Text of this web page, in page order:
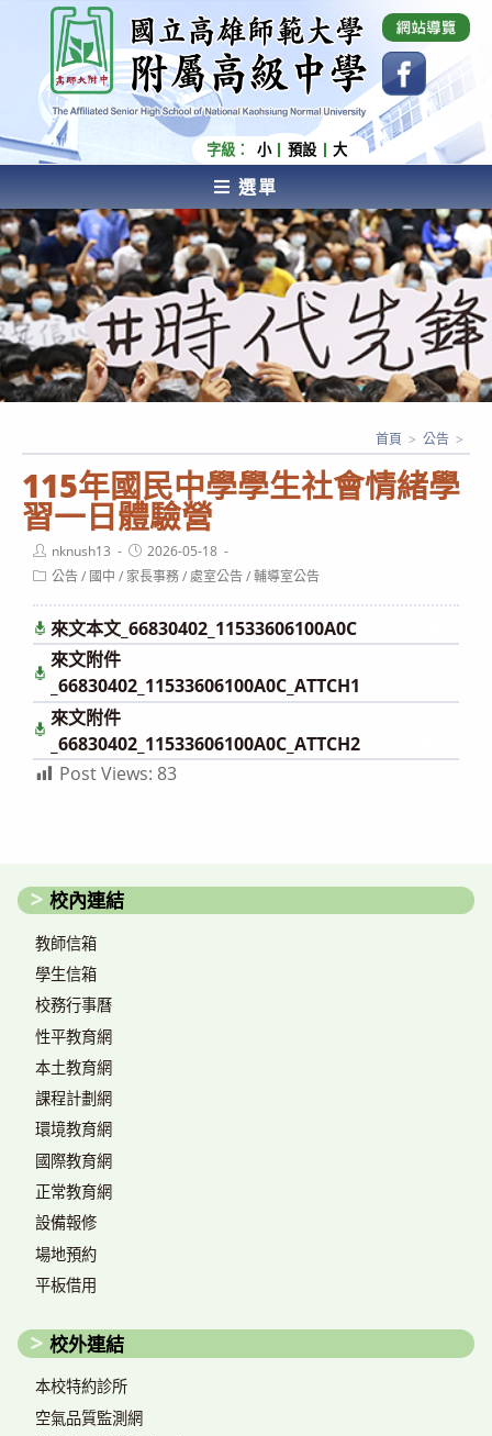
內
容
國立高雄師範大學附屬高級中學 Affiliated Senior
High School of National Kaohsiung Normal
University
字級： 小 預設 大
選單
AFFILIATED SENIOR HIGH SCHOOL OF NATIONAL
KAOHSIUNG NORMAL UNIVERSITY
115年國民中學學生社會情緒學
習一日體驗營
首頁 > 公告 >
Post
author:
nknush13
Post
published:
2026-05-18
Post公告/ 國中 / 家長事務/處室公告/輔導室公告
來文本文_66830402_11533606100A0C
來文附件
_66830402_11533606100A0C_ATTCH1
來文附件
_66830402_11533606100A0C_ATTCH2
Post Views: 83
校內連結
教師信箱
學生信箱
校務行事曆
性平教育網
本土教育網
課程計劃網
環境教育網
國際教育網
正常教育網
設備報修
場地預約
平板借用
校外連結
本校特約診所
空氣品質監測網